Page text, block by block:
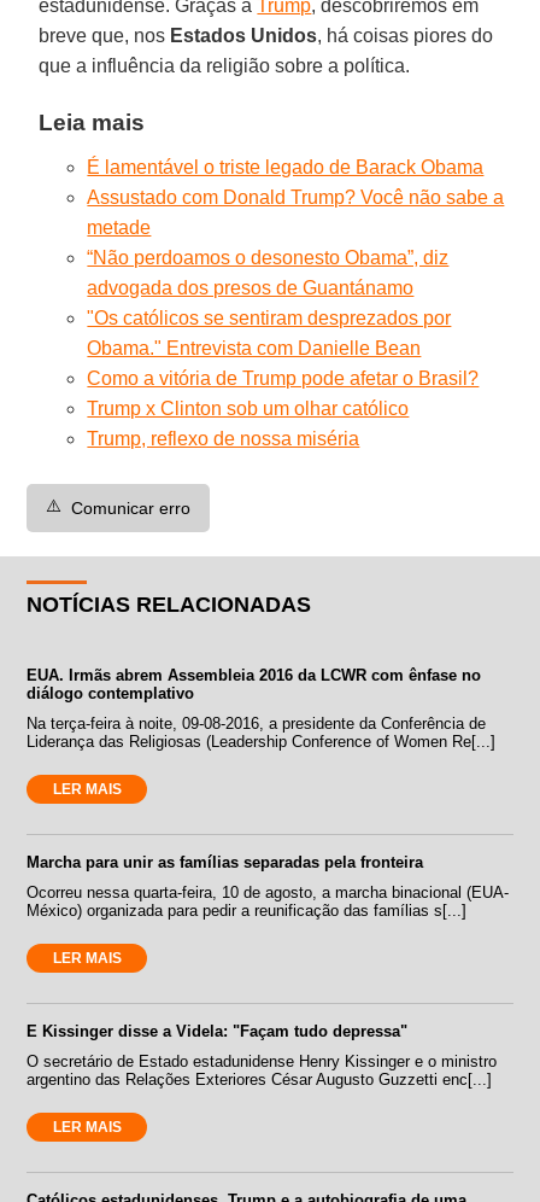
estadunidense. Graças aTrump, descobriremos em
breve que, nos Estados Unidos, há coisas piores do
que a influência da religião sobre a política.
Leia mais
É lamentável o triste legado de Barack Obama
Assustado com Donald Trump? Você não sabe a
metade
“Não perdoamos o desonesto Obama”, diz
advogada dos presos de Guantánamo
"Os católicos se sentiram desprezados por
Obama." Entrevista com Danielle Bean
Como a vitória de Trump pode afetar o Brasil?
Trump x Clinton sob um olhar católico
Trump, reflexo de nossa miséria
⚠️ Comunicar erro
NOTÍCIAS RELACIONADAS
EUA. Irmãs abrem Assembleia 2016 da LCWR com ênfase no
diálogo contemplativo
Na terça-feira à noite, 09-08-2016, a presidente da Conferência de
Liderança das Religiosas (Leadership Conference of Women Re[...]
LER MAIS
Marcha para unir as famílias separadas pela fronteira
Ocorreu nessa quarta-feira, 10 de agosto, a marcha binacional (EUA-
México) organizada para pedir a reunificação das famílias s[...]
LER MAIS
E Kissinger disse a Videla: "Façam tudo depressa"
O secretário de Estado estadunidense Henry Kissinger e o ministro
argentino das Relações Exteriores César Augusto Guzzetti enc[...]
LER MAIS